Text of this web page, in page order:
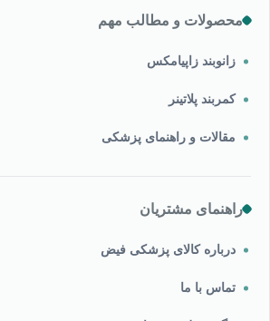
محصولات و مطالب مهم
زانوبند زاپیامکس
کمربند پلاتینر
مقالات و راهنمای پزشکی
راهنمای مشتریان
درباره کالای پزشکی فیض
تماس با ما